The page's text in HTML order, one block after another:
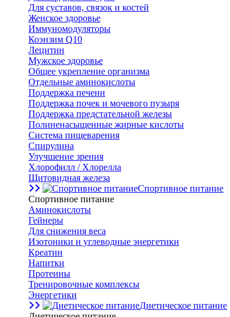
Для суставов, связок и костей
Женское здоровье
Иммуномодуляторы
Коэнзим Q10
Лецитин
Мужское здоровье
Общее укрепление организма
Отдельные аминокислоты
Поддержка печени
Поддержка почек и мочевого пузыря
Поддержка предстательной железы
Полиненасыщенные жирные кислоты
Система пищеварения
Спирулина
Улучшение зрения
Хлорофилл / Хлорелла
Щитовидная железа
Спортивное питание
Спортивное питание
Аминокислоты
Гейнеры
Для снижения веса
Изотоники и углеводные энергетики
Креатин
Напитки
Протеины
Тренировочные комплексы
Энергетики
Диетическое питание